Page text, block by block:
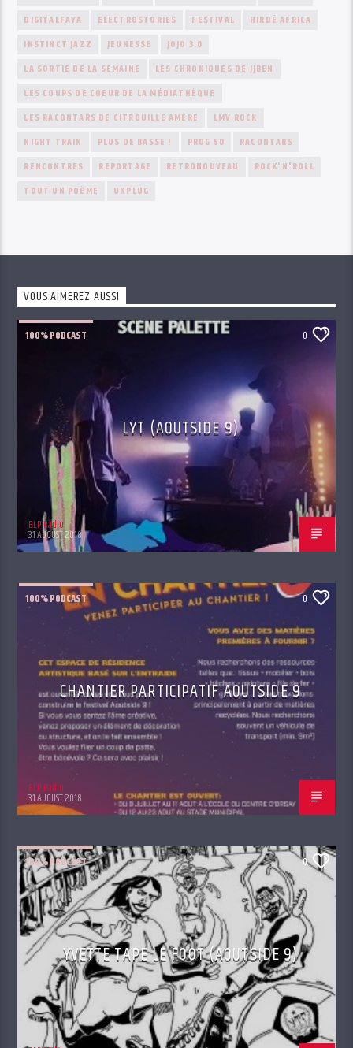
DIGITALFAYA
ELECTROSTORIES FESTIVAL
HIRDÉ AFRICA
INSTINCT JAZZ
JEUNESSE
JOJO 3.0
LA SORTIE DE LA SEMAINE
LES CHRONIQUES DE JJBEN
LES COUPS DE COEUR DE LA MÉDIATHÈQUE
LES RACONTARS DE CITROUILLE AMÈRE
LMV ROCK
NIGHT TRAIN
PLUS DE BASSE ! PROG 50
RACONTARS
RENCONTRES
REPORTAGE RETRONOUVEAU
ROCK'N'ROLL
TOUT UN POÈME
UNPLUG
VOUS AIMEREZ AUSSI
100% PODCAST 0
LYT (AOUTSIDE 9)
BLP Radio
31 AUGUST 2018
100% PODCAST 0
CHANTIER PARTICIPATIF AOUTSIDE 9
BLP Radio
31 AUGUST 2018
100% PODCAST 0
YVETTE TAPE LE FOOT (AOUTSIDE 9)